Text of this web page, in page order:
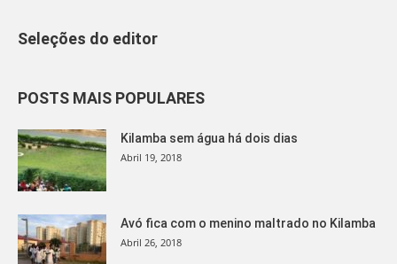
Seleções do editor
POSTS MAIS POPULARES
Kilamba sem água há dois dias
Abril 19, 2018
Avó fica com o menino maltrado no Kilamba
Abril 26, 2018